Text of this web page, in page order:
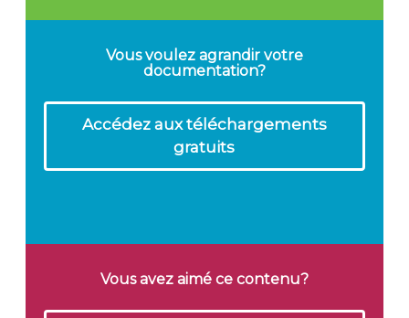
Vous voulez agrandir votre
documentation?
Accédez aux téléchargements
gratuits
Vous avez aimé ce contenu?